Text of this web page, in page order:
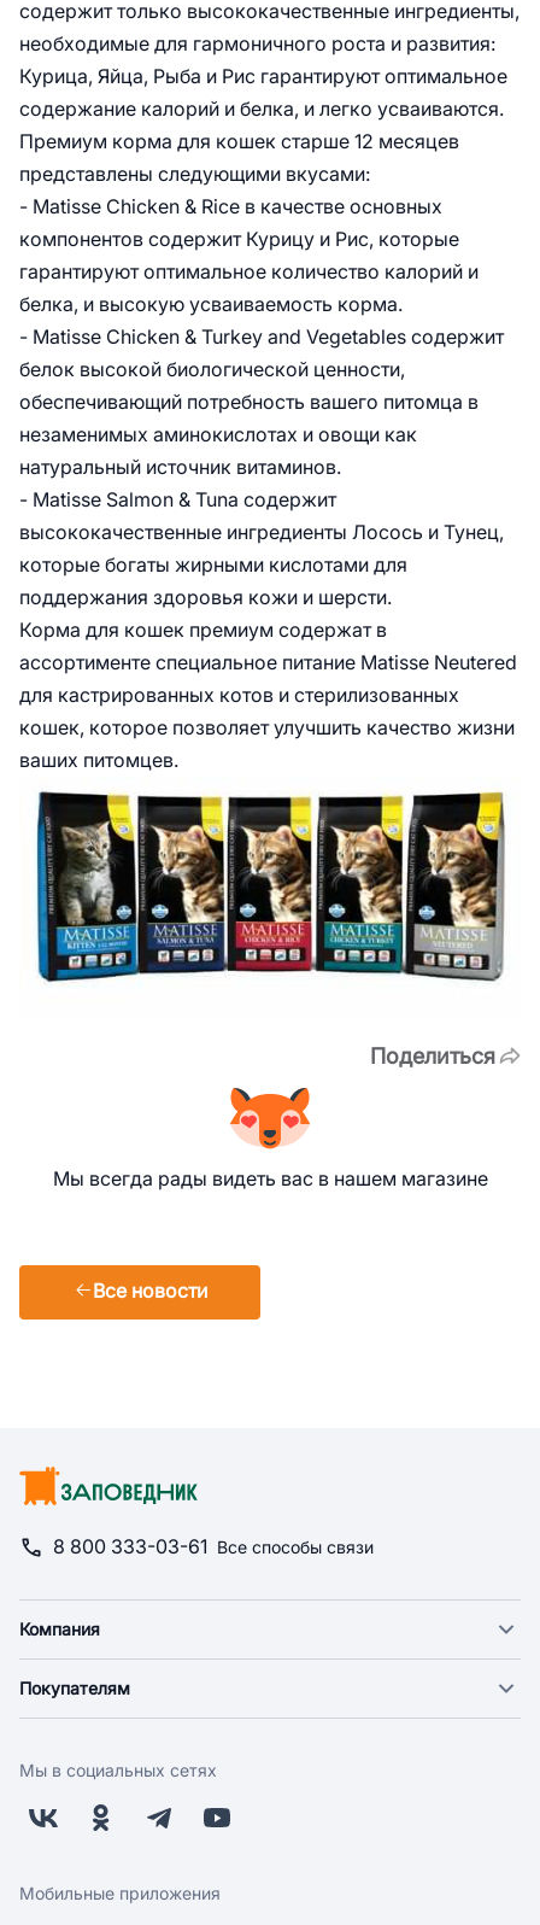
содержит только высококачественные ингредиенты,
необходимые для гармоничного роста и развития:
Курица, Яйца, Рыба и Рис гарантируют оптимальное
содержание калорий и белка, и легко усваиваются.
Премиум корма для кошек старше 12 месяцев
представлены следующими вкусами:
- Matisse Chicken & Rice в качестве основных
компонентов содержит Курицу и Рис, которые
гарантируют оптимальное количество калорий и
белка, и высокую усваиваемость корма.
- Matisse Chicken & Turkey and Vegetables содержит
белок высокой биологической ценности,
обеспечивающий потребность вашего питомца в
незаменимых аминокислотах и овощи как
натуральный источник витаминов.
- Matisse Salmon & Tuna содержит
высококачественные ингредиенты Лосось и Тунец,
которые богаты жирными кислотами для
поддержания здоровья кожи и шерсти.
Корма для кошек премиум содержат в
ассортименте специальное питание Matisse Neutered
для кастрированных котов и стерилизованных
кошек, которое позволяет улучшить качество жизни
ваших питомцев.
Поделиться
Мы всегда рады видеть вас в нашем магазине
Все новости
8 800 333-03-61 Все способы связи
Компания
Новости
Поставщикам
Заводчикам
Обратная связь
Покупателям
Оплата
Бонусная программа
Скидки и акции
Мы в социальных сетях
Мобильные приложения